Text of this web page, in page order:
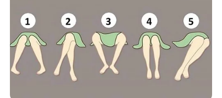
ΣΠΑΜΕ ΤΟ ΜΑΤΡΙΞ – ΤΟ ΒΙΒΛΙΟ